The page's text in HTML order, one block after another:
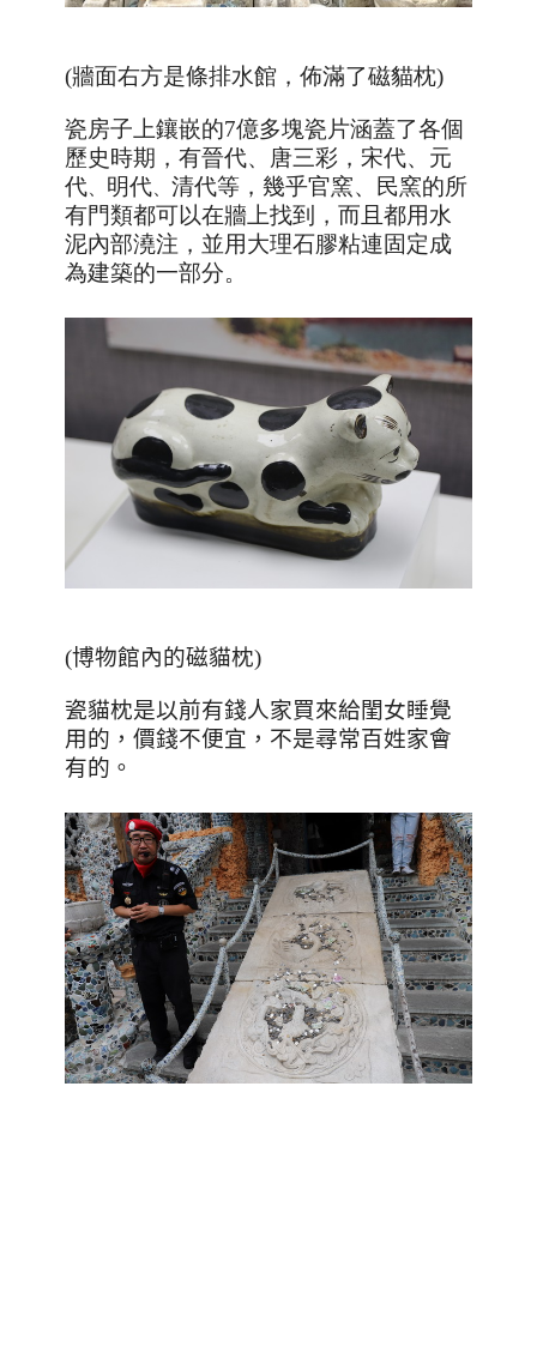
(牆面右方是條排水館，佈滿了磁貓枕)
瓷房子上鑲嵌的7億多塊瓷片涵蓋了各個
歷史時期，有晉代、唐三彩，宋代、元
代、 明代、 清代等，幾乎官窯、民窯的所
有門類都可以在牆上找到，而且都用水
泥內部澆注，並用大理石膠粘連固定成
為建築的一部分。
(博物館內的磁貓枕)
瓷貓枕是以前有錢人家買來給閨女睡覺
用的，價錢不便宜，不是尋常百姓家會
有的 。